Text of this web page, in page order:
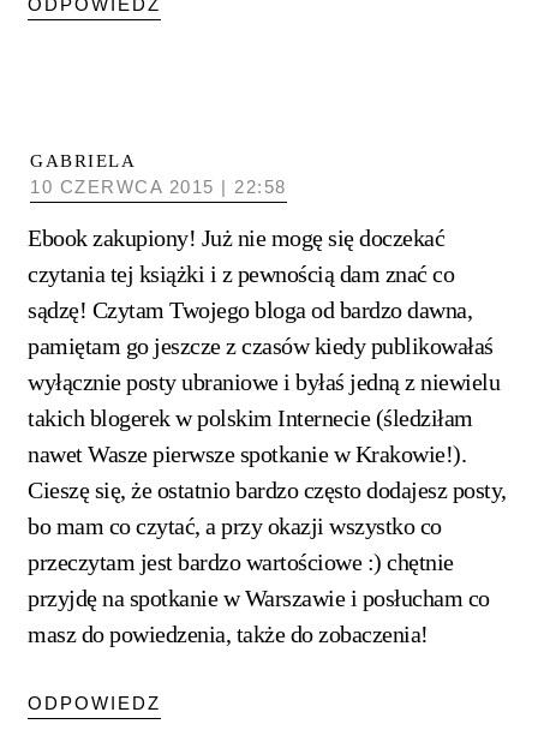
ODPOWIEDZ
GABRIELA
10 CZERWCA 2015 | 22:58
Ebook zakupiony! Już nie mogę się doczekać
czytania tej książki i z pewnością dam znać co
sądzę! Czytam Twojego bloga od bardzo dawna,
pamiętam go jeszcze z czasów kiedy publikowałaś
wyłącznie posty ubraniowe i byłaś jedną z niewielu
takich blogerek w polskim Internecie (śledziłam
nawet Wasze pierwsze spotkanie w Krakowie!).
Cieszę się, że ostatnio bardzo często dodajesz posty,
bo mam co czytać, a przy okazji wszystko co
przeczytam jest bardzo wartościowe :) chętnie
przyjdę na spotkanie w Warszawie i posłucham co
masz do powiedzenia, także do zobaczenia!
ODPOWIEDZ